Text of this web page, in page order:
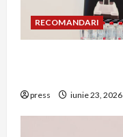
RECOMANDARI
press iunie 23, 2026